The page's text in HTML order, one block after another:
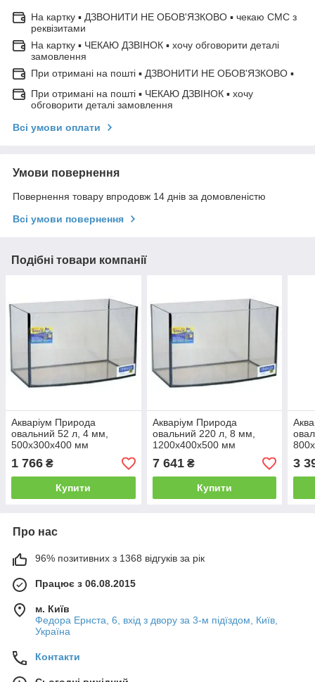
На картку ▪ ДЗВОНИТИ НЕ ОБОВ'ЯЗКОВО ▪ чекаю СМС з
реквізитами
На картку ▪ ЧЕКАЮ ДЗВІНОК ▪ хочу обговорити деталі
замовлення
При отримані на пошті ▪ ДЗВОНИТИ НЕ ОБОВ'ЯЗКОВО ▪
При отримані на пошті ▪ ЧЕКАЮ ДЗВІНОК ▪ хочу
обговорити деталі замовлення
Всі умови оплати
Умови повернення
Повернення товару впродовж 14 днів за домовленістю
Всі умови повернення
Подібні товари компанії
Акваріум Природа
овальний 52 л, 4 мм,
500х300х400 мм
1 766 ₴
Купити
Акваріум Природа
овальний 220 л, 8 мм,
1200х400х500 мм
7 641₴
Купити
3
Про нас
96% позитивних з 1368 відгуків за рік
Працює з 06.08.2015
м. Київ
Федора Ернста, 6, вхід з двору за 3-м підїздом, Київ,
Україна
Контакти